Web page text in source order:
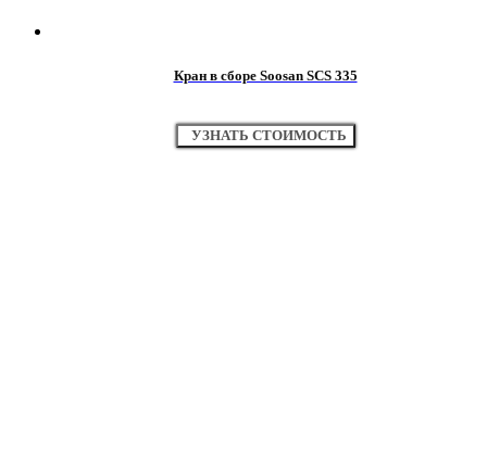
Кран в сборе Soosan SCS 335
УЗНАТЬ СТОИМОСТЬ